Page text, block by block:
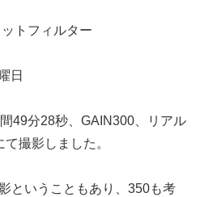
トフィルター
日
49分28秒、GAIN300、リアル
撮影しました。
ということもあり、350も考